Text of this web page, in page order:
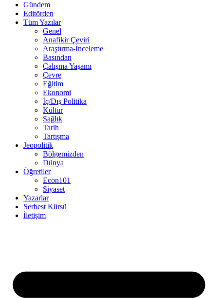
Gündem
Editörden
Tüm Yazılar
Genel
Anafikir Çeviri
Araştırma-İnceleme
Basından
Çalışma Yaşamı
Çevre
Eğitim
Ekonomi
İç/Dış Politika
Kültür
Sağlık
Tarih
Tartışma
Jeopolitik
Bölgemizden
Dünya
Öğretiler
Econ101
Siyaset
Yazarlar
Serbest Kürsü
İletişim